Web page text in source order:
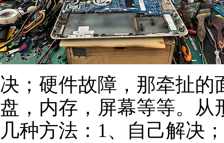
决；硬件故障，那牵扯的
盘，内存，屏幕等等。从
几种方法：1、自己解决